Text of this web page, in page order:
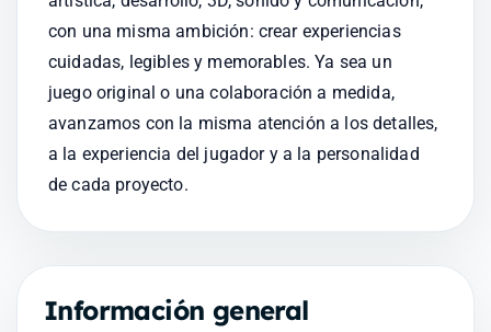
con una misma ambición: crear experiencias
cuidadas, legibles y memorables. Ya sea un
juego original o una colaboración a medida,
avanzamos con la misma atención a los detalles,
a la experiencia del jugador y a la personalidad
de cada proyecto.
Información general